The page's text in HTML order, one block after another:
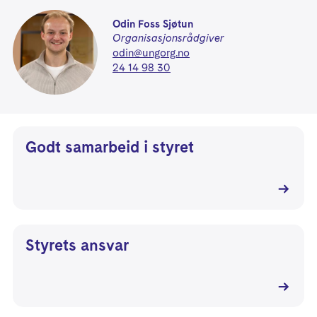
Odin Foss Sjøtun
Organisasjonsrådgiver
odin@ungorg.no
24 14 98 30
Godt samarbeid i styret
Styrets ansvar